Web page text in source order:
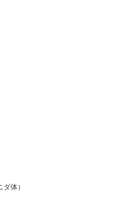
ダ体）